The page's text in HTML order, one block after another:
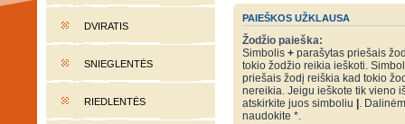
DVIRATIS
SNIEGLENTĖS
RIEDLENTĖS
PAIEŠKOS UŽKLAUSA
Žodžio paieška:
Simbolis + parašytas priešais
tokio žodžio reikia ieškoti.
priešais žodį reiškia kad tokio
nereikia. Jeigu ieškote tik vieno
atskirkite juos simboliu .
naudokite *.